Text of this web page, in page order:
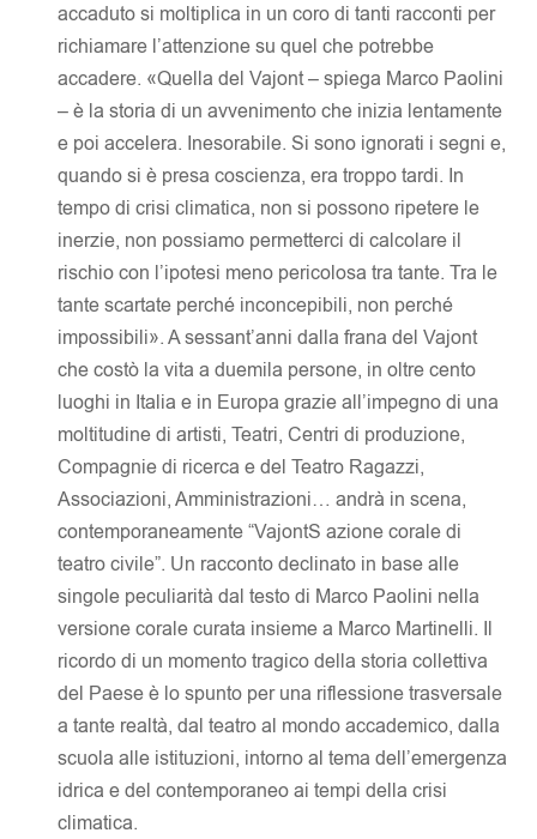
accaduto si moltiplica in un coro di tanti racconti per
richiamare l’attenzione su quel che potrebbe
accadere. «Quella del Vajont – spiega Marco Paolini
– è la storia di un avvenimento che inizia lentamente
e poi accelera. Inesorabile. Si sono ignorati i segni e,
quando si è presa coscienza, era troppo tardi. In
tempo di crisi climatica, non si possono ripetere le
inerzie, non possiamo permetterci di calcolare il
rischio con l’ipotesi meno pericolosa tra tante. Tra le
tante scartate perché inconcepibili, non perché
impossibili». A sessant’anni dalla frana del Vajont
che costò la vita a duemila persone, in oltre cento
luoghi in Italia e in Europa grazie all’impegno di una
moltitudine di artisti, Teatri, Centri di produzione,
Compagnie di ricerca e del Teatro Ragazzi,
Associazioni, Amministrazioni… andrà in scena,
contemporaneamente “VajontS azione corale di
teatro civile”. Un racconto declinato in base alle
singole peculiarità dal testo di Marco Paolini nella
versione corale curata insieme a Marco Martinelli. Il
ricordo di un momento tragico della storia collettiva
del Paese è lo spunto per una riflessione trasversale
a tante realtà, dal teatro al mondo accademico, dalla
scuola alle istituzioni, intorno al tema dell’emergenza
idrica e del contemporaneo ai tempi della crisi
climatica.